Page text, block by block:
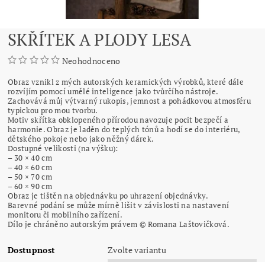
SKŘÍTEK A PLODY LESA
Neohodnoceno
Obraz vznikl z mých autorských keramických výrobků, které dále
rozvíjím pomocí umělé inteligence jako tvůrčího nástroje.
Zachovává můj výtvarný rukopis, jemnost a pohádkovou atmosféru
typickou pro mou tvorbu.
Motiv skřítka obklopeného přírodou navozuje pocit bezpečí a
harmonie. Obraz je laděn do teplých tónů a hodí se do interiéru,
dětského pokoje nebo jako něžný dárek.
Dostupné velikosti (na výšku):
– 30 × 40 cm
– 40 × 60 cm
– 50 × 70 cm
– 60 × 90 cm
Obraz je tištěn na objednávku po uhrazení objednávky.
Barevné podání se může mírně lišit v závislosti na nastavení
monitoru či mobilního zařízení.
Dílo je chráněno autorským právem © Romana Laštovičková.
Dostupnost
Zvolte variantu